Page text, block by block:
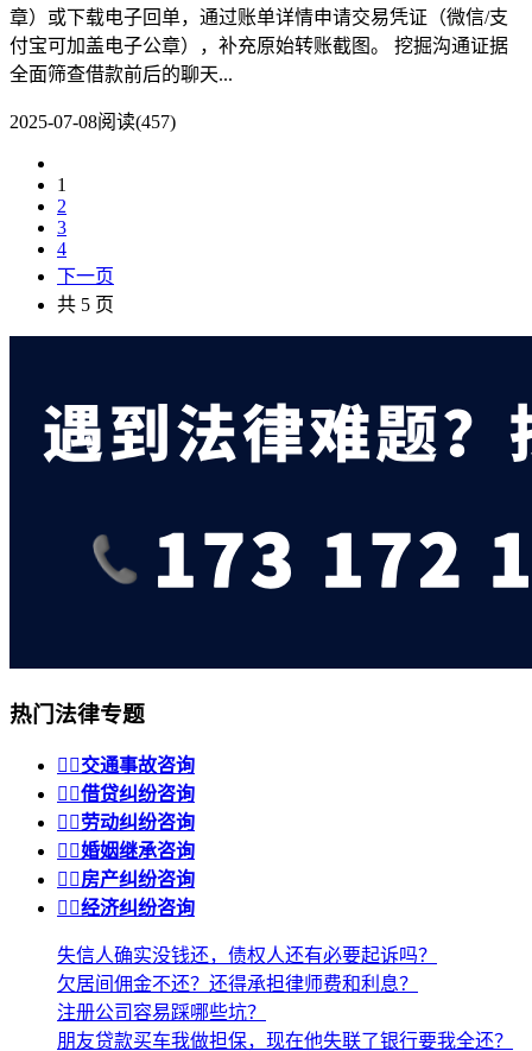
章）或下载电子回单，通过账单详情申请交易凭证（微信/支
付宝可加盖电子公章），补充原始转账截图。 挖掘沟通证据
全面筛查借款前后的聊天...
2025-07-08阅读(457)
1
2
3
4
下一页
共 5 页
热门法律专题
 交通事故咨询
 借贷纠纷咨询
 劳动纠纷咨询
 婚姻继承咨询
 房产纠纷咨询
 经济纠纷咨询
失信人确实没钱还，债权人还有必要起诉吗？
欠居间佣金不还？还得承担律师费和利息？
注册公司容易踩哪些坑？
朋友贷款买车我做担保，现在他失联了银行要我全还？